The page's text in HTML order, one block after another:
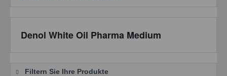
Denol White Oil Pharma Medium
Filtern Sie Ihre Produkte